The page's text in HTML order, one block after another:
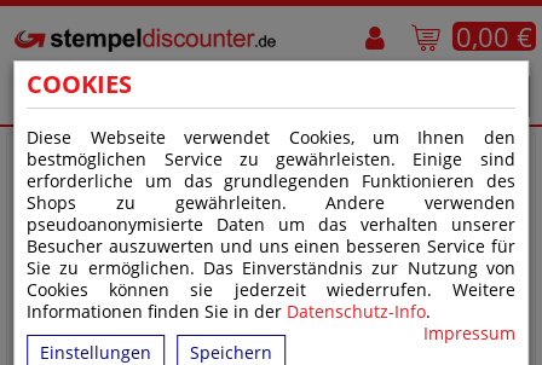
COOKIES
Diese Webseite verwendet Cookies, um Ihnen den
bestmöglichen Service zu gewährleisten. Einige sind
erforderliche um das grundlegenden Funktionieren des
Shops zu gewährleiten. Andere verwenden
pseudoanonymisierte Daten um das verhalten unserer
Besucher auszuwerten und uns einen besseren Service für
Sie zu ermöglichen. Das Einverständnis zur Nutzung von
Cookies können sie jederzeit wiederrufen. Weitere
Informationen finden Sie in der Datenschutz-Info.
Impressum
Einstellungen
Speichern
0,00 €